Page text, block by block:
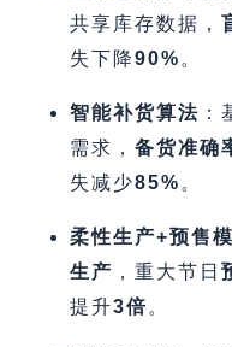
共享库存数据，​
失下降90%​ 。
智能补货算法 ：
需求，​ 备货准确
失减少85%​ 。
柔性生产+预售
生产 ，重大节日
提升3倍。